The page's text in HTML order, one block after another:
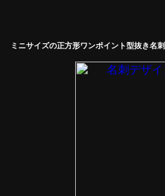
ミニサイズの正方形ワンポイント型抜き名刺